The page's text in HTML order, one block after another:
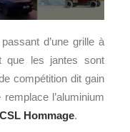
d’une grille à
que les jantes sont
compétition dit gain
l’aluminium
CSL Hommage.